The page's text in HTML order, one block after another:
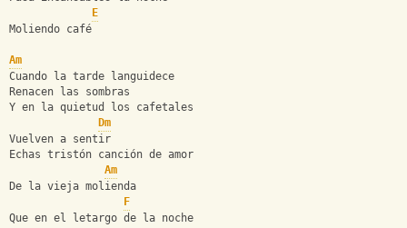
E
Moliendo café
Am
Cuando la tarde languidece
Renacen las sombras
Y en la quietud los cafetales
Dm
Vuelven a sentir
Echas tristón canción de amor
Am
De la vieja molienda
F
Que en el letargo de la noche